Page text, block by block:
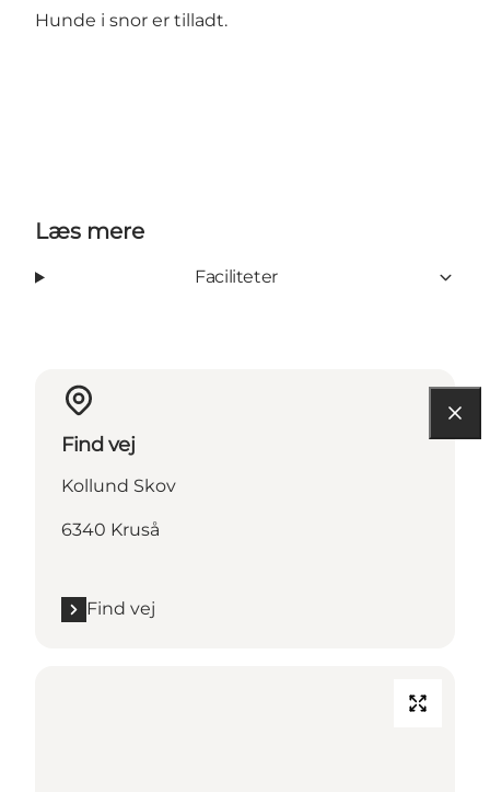
Hunde i snor er tilladt.
Læs mere
Faciliteter
Find vej
Kollund Skov
6340 Kruså
Find vej